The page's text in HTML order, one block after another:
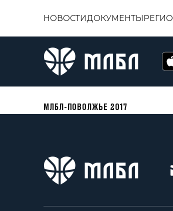
НОВОСТИДОКУМЕНТЫ
МЛБЛ-ПОВОЛЖЬЕ 2017